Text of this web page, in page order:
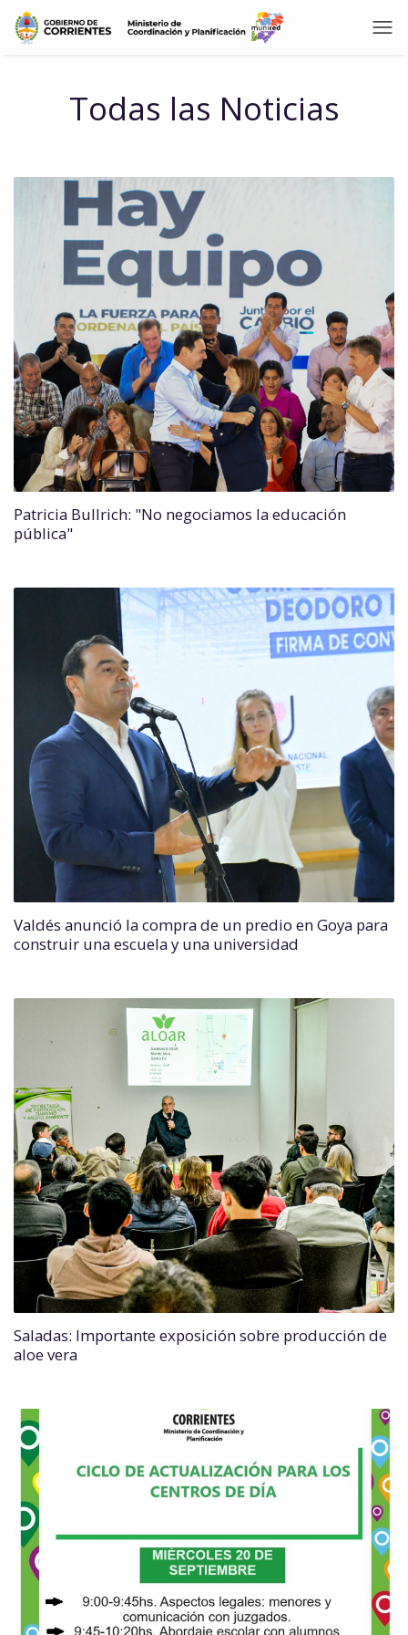
Todas las Noticias
Patricia Bullrich: "No negociamos la educación
pública"
Valdés anunció la compra de un predio en Goya para
construir una escuela y una universidad
Saladas: Importante exposición sobre producción de
aloe vera